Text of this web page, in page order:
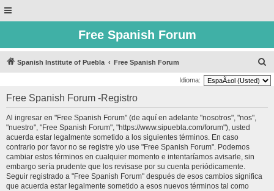
Free Spanish Forum
Spanish Institute of Puebla Free Spanish Forum
u
Idioma:
Free Spanish Forum -Registro
Al ingresar en "Free Spanish Forum" (de aquí en adelante "nosotros", "nos",
"nuestro", "Free Spanish Forum", "https://www.sipuebla.com/forum"), usted
acuerda estar legalmente sometido a los siguientes términos. En caso
contrario por favor no se registre y/o use "Free Spanish Forum". Podemos
cambiar estos términos en cualquier momento e intentaríamos avisarle, sin
embargo sería prudente que los revisase por su cuenta periódicamente.
Seguir registrado a "Free Spanish Forum" después de esos cambios significa
que acuerda estar legalmente sometido a esos nuevos términos tal como